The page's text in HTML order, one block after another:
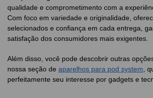
qualidade e comprometimento com a
Com foco em variedade e originalidade,
selecionados e confiança em cada entrega,
satisfação dos consumidores mais exigentes.
Além disso, você pode descobrir outras
nossa seção de aparelhos para pod system,
perfeitamente seu interesse por gadgets e